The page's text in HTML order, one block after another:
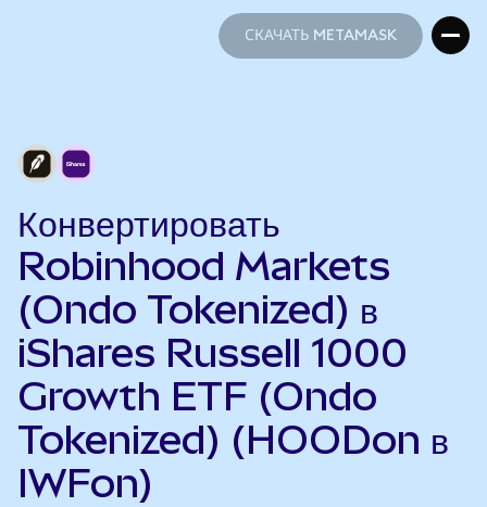
СКАЧАТЬ METAMASK
Конвертировать
Robinhood Markets
(Ondo Tokenized) в
iShares Russell 1000
Growth ETF (Ondo
Tokenized) (HOODon в
IWFon)